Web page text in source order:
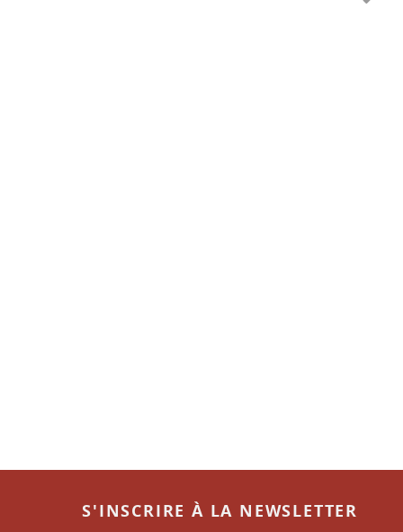
S'INSCRIRE À LA NEWSLETTER